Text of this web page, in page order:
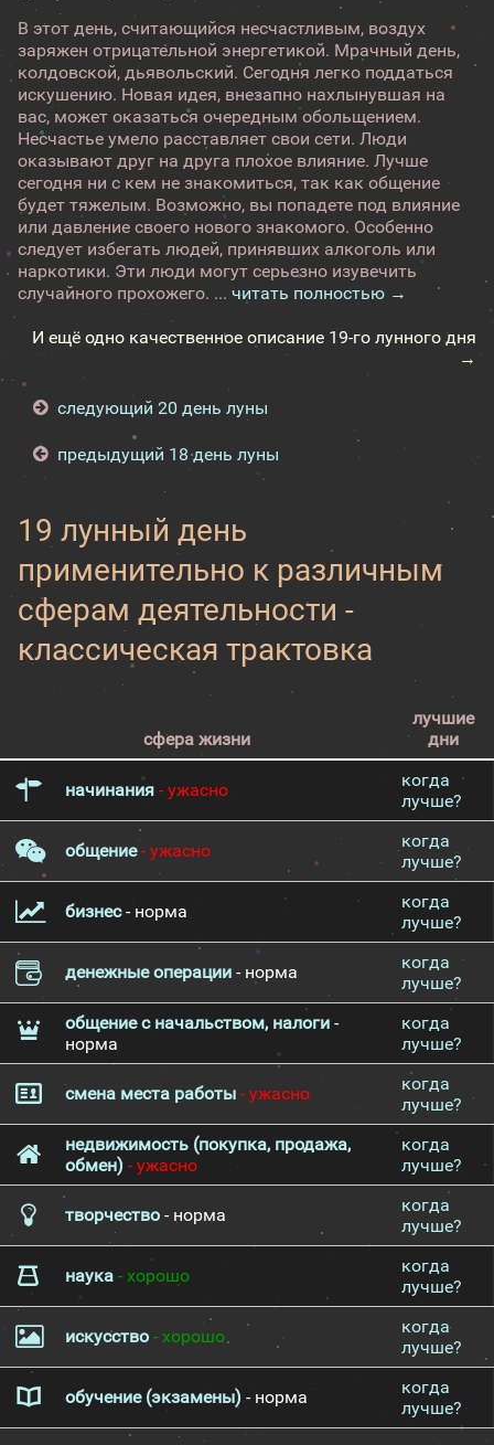
В этот день, считающийся несчастливым, воздух
заряжен отрицательной энергетикой. Мрачный день,
колдовской, дьявольский. Сегодня легко поддаться
искушению. Новая идея, внезапно нахлынувшая на
вас, может оказаться очередным обольщением.
Несчастье умело расставляет свои сети. Люди
оказывают друг на друга плохое влияние. Лучше
сегодня ни с кем не знакомиться, так как общение
будет тяжелым. Возможно, вы попадете под влияние
или давление своего нового знакомого. Особенно
следует избегать людей, принявших алкоголь или
наркотики. Эти люди могут серьезно изувечить
случайного прохожего. ... читать полностью →
И ещё одно качественное описание 19-го лунного дня
→
следующий 20 день луны
предыдущий 18 день луны
19 лунный день
применительно к различным
сферам деятельности -
классическая трактовка
сфера жизни
лучшие
дни
начинания - ужасно
когда
лучше?
общение- ужасно
когда
лучше?
бизнес- норма
когда
лучше?
денежные операции - норма
когда
лучше?
общение с начальством, налоги -
норма
когда
лучше?
смена места работы - ужасно
когда
лучше?
недвижимость (покупка, продажа,
обмен) - ужасно
когда
лучше?
творчество - норма
когда
лучше?
наука - хорошо
когда
лучше?
искусство - хорошо
когда
лучше?
обучение (экзамены) - норма
когда
лучше?